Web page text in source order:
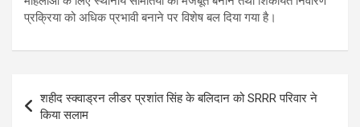
प्रक्रिया को अधिक प्रभावी बनाने पर विशेष बल दिया गया है।
Post
navigation
शहीद स्क्वाड्रन लीडर प्रशांत सिंह के बलिदान को SRRR परिवार ने
किया सलाम